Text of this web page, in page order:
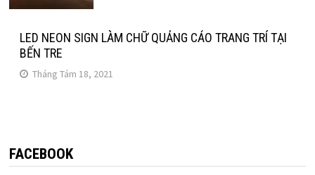
LED NEON SIGN LÀM CHỮ QUẢNG CÁO TRANG TRÍ TẠI
BẾN TRE
Tháng Tám 18, 2021
FACEBOOK